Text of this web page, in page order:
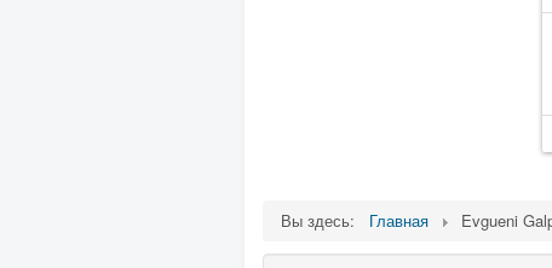
Вы здесь: Главная Evgueni